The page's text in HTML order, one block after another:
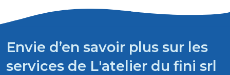
Envie d’en savoir plus sur les
services de L'atelier du fini srl